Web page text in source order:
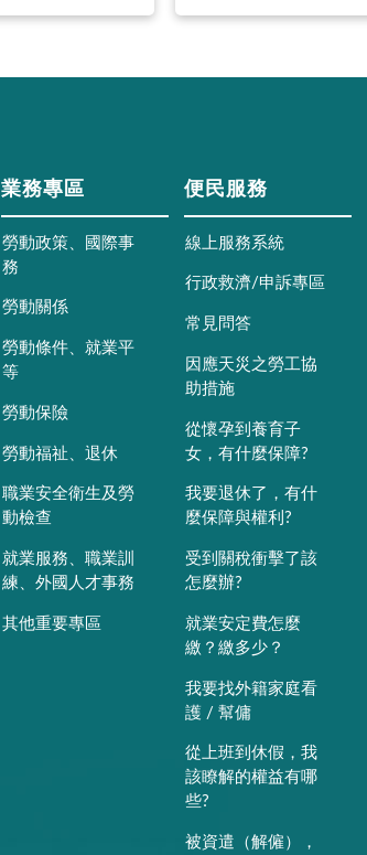
業務專區
勞動政策、國際事
務
勞動關係
勞動條件、就業平
等
勞動保險
勞動福祉、退休
職業安全衛生及勞
動檢查
就業服務、職業訓
練、外國人才事務
其他重要專區
便民服務
線上服務系統
行政救濟/申訴專區
常見問答
因應天災之勞工協
助措施
從懷孕到養育子
女，有什麼保障?
我要退休了，有什
麼保障與權利?
受到關稅衝擊了該
怎麼辦?
就業安定費怎麼
繳？繳多少？
我要找外籍家庭看
護 / 幫傭
從上班到休假，我
該瞭解的權益有哪
些?
被資遣（解僱），